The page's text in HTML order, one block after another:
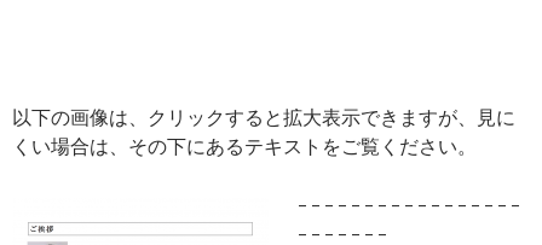
以下の画像は、クリックすると拡大表示できますが、見に
くい場合は、その下にあるテキストをご覧ください。
– – – – – – – – – – – – – – – – –
– – – – – – –